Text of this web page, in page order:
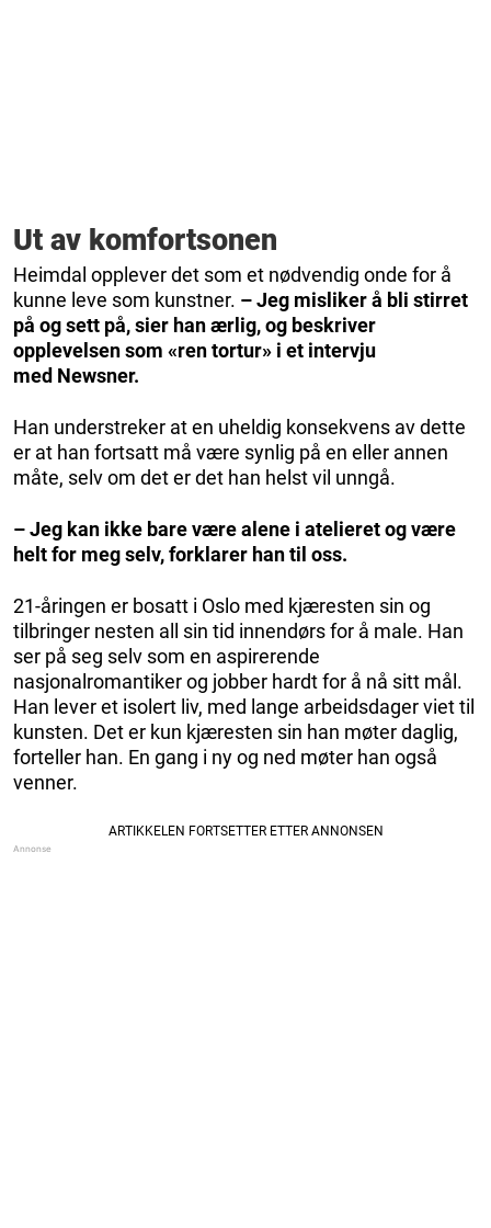
Ut av komfortsonen
Heimdal opplever det som et nødvendig onde for å
kunne leve som kunstner. – Jeg misliker å bli stirret
på og sett på, sier han ærlig, og beskriver
opplevelsen som «ren tortur» i et intervju
med Newsner.
Han understreker at en uheldig konsekvens av dette
er at han fortsatt må være synlig på en eller annen
måte, selv om det er det han helst vil unngå.
– Jeg kan ikke bare være alene i atelieret og være
helt for meg selv, forklarer han til oss.
21-åringen er bosatt i Oslo med kjæresten sin og
tilbringer nesten all sin tid innendørs for å male. Han
ser på seg selv som en aspirerende
nasjonalromantiker og jobber hardt for å nå sitt mål.
Han lever et isolert liv, med lange arbeidsdager viet til
kunsten. Det er kun kjæresten sin han møter daglig,
forteller han. En gang i ny og ned møter han også
venner.